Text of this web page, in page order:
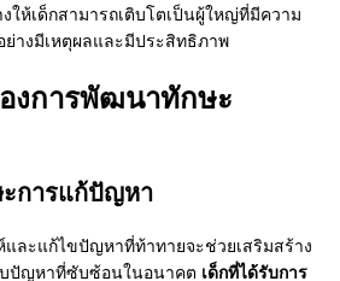
ให้เด็กสามารถเติบโตเป็นผู้ใหญ่ที่มีความ
างมีเหตุผลและมีประสิทธิภาพ
งการพัฒนาทักษะ
การแก้ปัญหา
และแก้ไขปัญหาที่ท้าทายจะช่วยเสริมสร้าง
ปัญหาที่ซับซ้อนในอนาคต เด็กที่ได้รับการ